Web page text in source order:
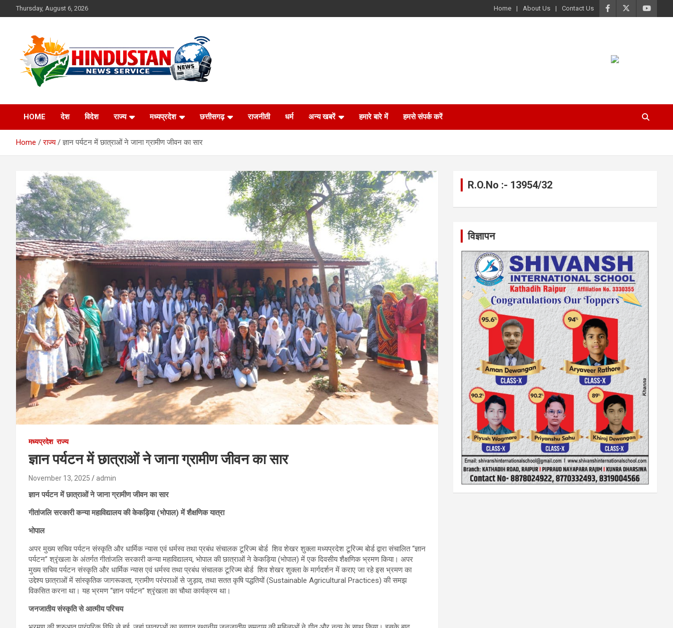
to
Thursday, August 6, 2026 Home About Us Contact Us
Hindustan News
Service
HOME देश विदेश राज्य मध्यप्रदेश छत्तीसगढ़ राजनीती धर्म अन्य खबरें हमारे बारे में हमसे संपर्क करें
Home राज्य ज्ञान पर्यटन में छात्राओं ने जाना ग्रामीण जीवन का सार
मध्यप्रदेश राज्य
ज्ञान पर्यटन में छात्राओं ने जाना ग्रामीण जीवन का सार
November 13, 2025 admin
ज्ञान पर्यटन में छात्राओं ने जाना ग्रामीण जीवन का सार
गीतांजलि सरकारी कन्या महाविद्यालय की केकड़िया (भोपाल) में शैक्षणिक यात्रा
भोपाल
अपर मुख्य सचिव पर्यटन संस्कृति और धार्मिक न्यास एवं धर्मस्व तथा प्रबंध संचालक टूरिज्म बोर्ड शिव शेखर शुक्ला मध्यप्रदेश टूरिज्म बोर्ड द्वारा संचालित “ज्ञान
पर्यटन” श्रृंखला के अंतर्गत गीतांजलि सरकारी कन्या महाविद्यालय, भोपाल की छात्राओं ने केकड़िया (भोपाल) में एक दिवसीय शैक्षणिक भ्रमण किया। अपर
मुख्य सचिव पर्यटन संस्कृति और धार्मिक न्यास एवं धर्मस्व तथा प्रबंध संचालक टूरिज्म बोर्ड शिव शेखर शुक्ला के मार्गदर्शन में कराए जा रहे इस भ्रमण का
उद्देश्य छात्राओं में सांस्कृतिक जागरूकता, ग्रामीण परंपराओं से जुड़ाव, तथा सतत कृषि पद्धतियों (Sustainable Agricultural Practices) की समझ
विकसित करना था। यह भ्रमण “ज्ञान पर्यटन” श्रृंखला का चौथा कार्यक्रम था।
जनजातीय संस्कृति से आत्मीय परिचय
R.O.No :- 13954/32
विज्ञापन